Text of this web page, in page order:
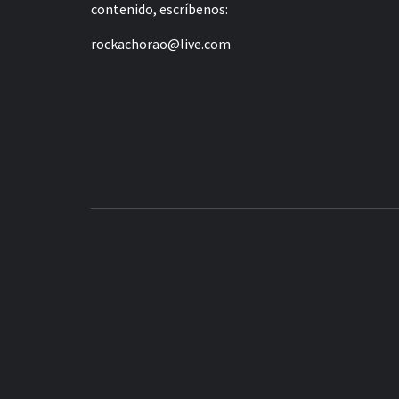
contenido, escríbenos:
rockachorao@live.com